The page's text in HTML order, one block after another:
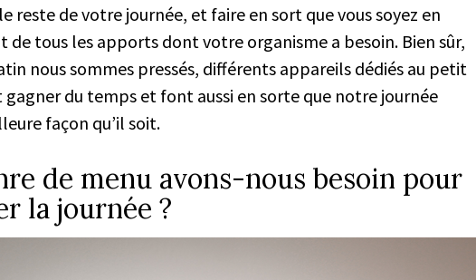
reste de votre journée, et faire en sort que vous soyez en
de tous les apports dont votre organisme a besoin. Bien sûr,
nous sommes pressés, différents appareils dédiés au petit
du temps et font aussi en sorte que notre journée
façon qu’il soit.
de menu avons-nous besoin pour
la journée ?